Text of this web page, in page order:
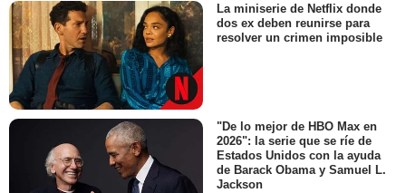
La miniserie de Netflix donde
dos ex deben reunirse para
resolver un crimen imposible
"De lo mejor de HBO Max en
2026": la serie que se ríe de
Estados Unidos con la ayuda
de Barack Obama y Samuel L.
Jackson